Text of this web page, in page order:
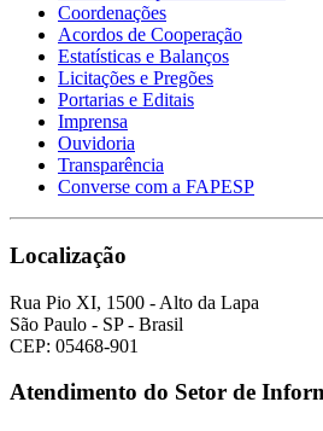
Coordenações
Acordos de Cooperação
Estatísticas e Balanços
Licitações e Pregões
Portarias e Editais
Imprensa
Ouvidoria
Transparência
Converse com a FAPESP
Localização
Rua Pio XI, 1500 - Alto da Lapa
São Paulo - SP - Brasil
CEP: 05468-901
Atendimento do Setor de